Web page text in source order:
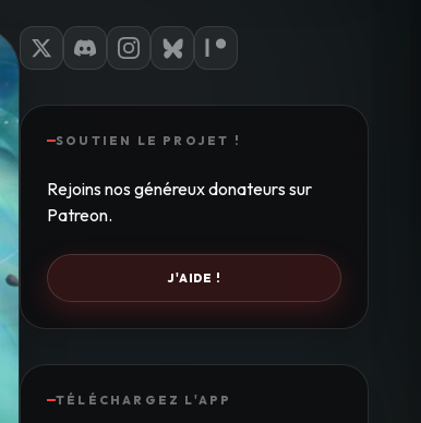
SOUTIEN LE PROJET !
Rejoins nos généreux donateurs sur
Patreon.
J'AIDE !
TÉLÉCHARGEZ L'APP